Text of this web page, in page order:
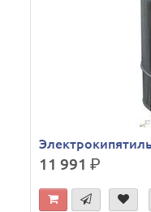
11 991р.